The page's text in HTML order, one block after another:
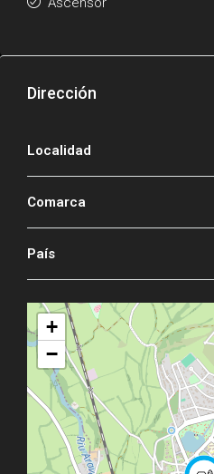
Dirección
Localidad
Comarca
País
+
−